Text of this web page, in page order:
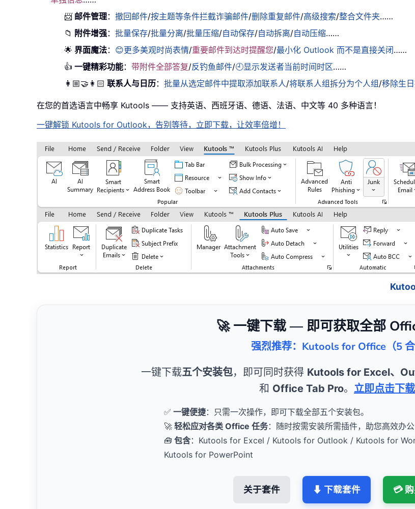
📨 邮件管理：撤回邮件/按主题等条件拦截诈骗邮件/删除重复邮件/高级搜索/整合文件夹……
📁 附件增强：批量保存/批量分离/批量压缩/自动保存/自动拆离/自动压缩……
🌟 界面魔法： 😊更多美观时尚表情/重要邮件到达时提醒您/最小化 Outlook 而不是直接关闭……
👍 一键精彩功能：带附件全部答复/反钓鱼邮件/🕘显示发送者当前时间时区……
👩🏼‍🤝‍👩🏻 联系人与日历：批量从选定邮件中提取添加联系人/将联系人组拆分为个人组 /移除生
在您的首选语言中畅享 Kutools —— 支持英语、西班牙语、德语、法语、中文等 40 多种语言！
一键解锁 Kutools for Outlook，告别等待，立即下载，让效率倍增！
🚀 一键下载 — 即可获取全部
强烈推荐：Kutools for Office（5 合
一键下载五个安装包，即可同时获得 Kutools for Excel、
和 Office Tab Pro。 立即点击下载
✅ 一键便捷：只需一次操作，即可下载全部五个安装包。
🚀 轻松应对各类 Office 任务：随时按需安装所需插件，助您高效办公
🧰 包含：Kutools for Excel / Kutools for Outlook / Kutools for
Kutools for PowerPoint
关于套件 ⬇ 下载套件 💳